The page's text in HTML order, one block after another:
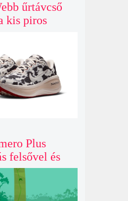
űrtávcső
kis piros
óriási
Plus
felsővel és
póniló
a